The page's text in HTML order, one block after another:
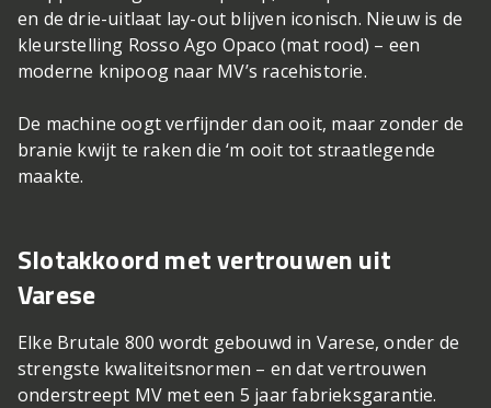
en de drie-uitlaat lay-out blijven iconisch. Nieuw is de
kleurstelling Rosso Ago Opaco (mat rood) – een
moderne knipoog naar MV’s racehistorie.
De machine oogt verfijnder dan ooit, maar zonder de
branie kwijt te raken die ‘m ooit tot straatlegende
maakte.
Slotakkoord met vertrouwen uit
Varese
Elke Brutale 800 wordt gebouwd in Varese, onder de
strengste kwaliteitsnormen – en dat vertrouwen
onderstreept MV met een 5 jaar fabrieksgarantie.